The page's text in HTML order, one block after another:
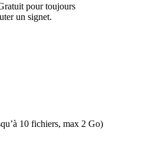
pour toujours
un signet.
10 fichiers, max 2 Go)